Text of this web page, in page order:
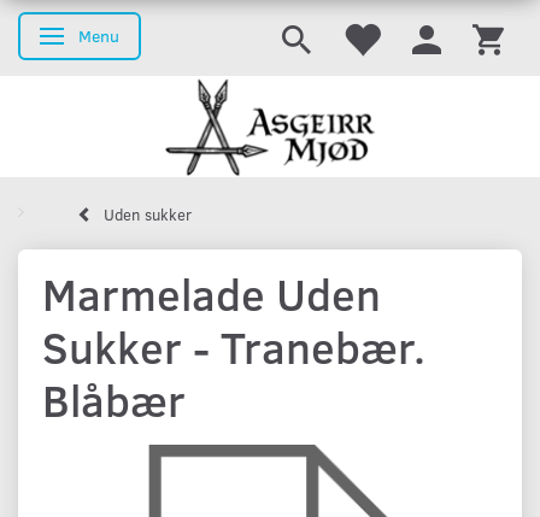
Skifte navigation
Menu
Uden sukker
Marmelade Uden
Sukker - Tranebær.
Blåbær